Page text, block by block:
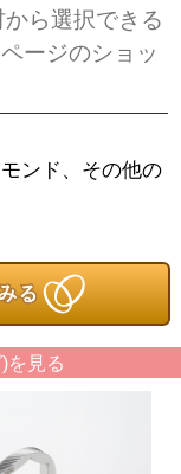
ら選択できる
ージのショッ
ンド、その他の
を見る